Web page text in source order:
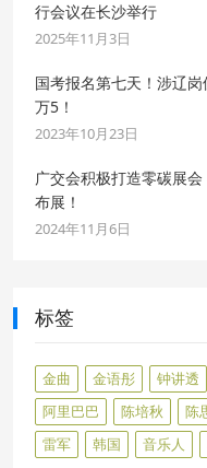
行会议在长沙举行
2025年11月3日
国考报名第七天！涉辽
万5！
2023年10月23日
广交会积极打造零碳展
布展！
2024年11月6日
标签
金曲 金语彤 钟讲透
阿里巴巴
陈培秋 陈
雷军
韩国 音乐人